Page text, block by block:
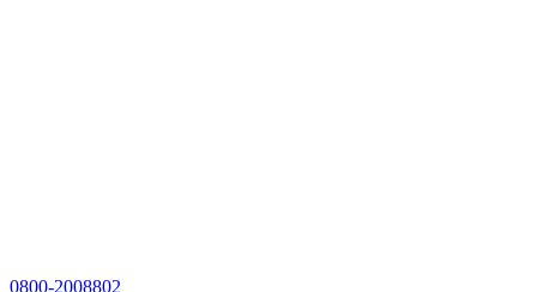
0800-2008802